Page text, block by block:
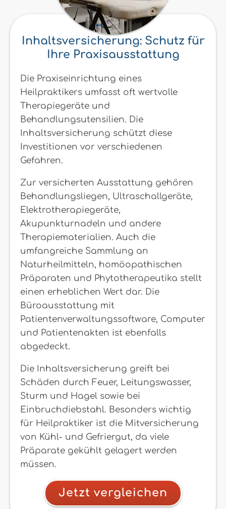
Inhaltsversicherung: Schutz für
Ihre Praxisausstattung
Die Praxiseinrichtung eines
Heilpraktikers umfasst oft wertvolle
Therapiegeräte und
Behandlungsutensilien. Die
Inhaltsversicherung schützt diese
Investitionen vor verschiedenen
Gefahren.
Zur versicherten Ausstattung gehören
Behandlungsliegen, Ultraschallgeräte,
Elektrotherapiegeräte,
Akupunkturnadeln und andere
Therapiematerialien. Auch die
umfangreiche Sammlung an
Naturheilmitteln, homöopathischen
Präparaten und Phytotherapeutika stellt
einen erheblichen Wert dar. Die
Büroausstattung mit
Patientenverwaltungssoftware, Computer
und Patientenakten ist ebenfalls
abgedeckt.
Die Inhaltsversicherung greift bei
Schäden durch Feuer, Leitungswasser,
Sturm und Hagel sowie bei
Einbruchdiebstahl. Besonders wichtig
für Heilpraktiker ist die Mitversicherung
von Kühl- und Gefriergut, da viele
Präparate gekühlt gelagert werden
müssen.
Jetzt vergleichen